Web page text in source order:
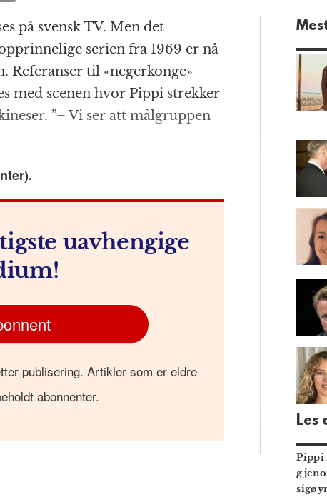
m
ai
l
på svensk TV. Men det
serien fra 1969 er nå
Referanser til «negerkonge»
med scenen hvor Pippi strekker
”– Vi ser att målgruppen
uavhengige
publisering. Artikler som er eldre
abonnenter.
Les
Pippi